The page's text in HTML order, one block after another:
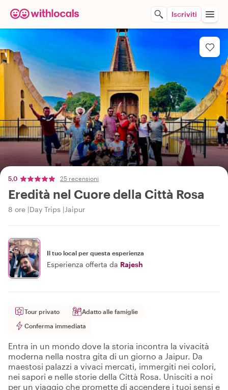
Iscriviti
5,0 25 recensioni
Eredità nel Cuore della Città Rosa
8 ore Day Trips Jaipur
Il tuo local per questa esperienza
Esperienza offerta da Rajesh
Tour privato
Adatto alle famiglie
Conferma immediata
Entra in un mondo dove la storia incontra la vivacità
moderna nella nostra gita di un giorno a Jaipur. Da
maestosi palazzi a vivaci mercati, immergiti nei colori,
nei sapori e nelle storie della Città Rosa. Unisciti a noi
per un viaggio che promette di accendere i tuoi sensi e